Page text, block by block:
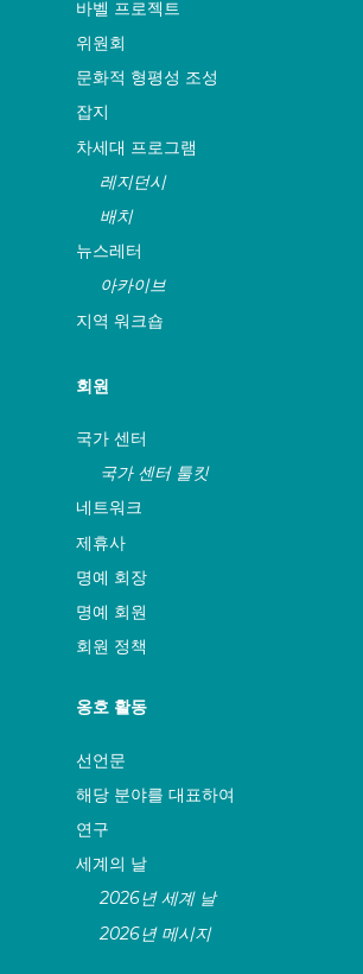
바벨 프로젝트
위원회
문화적 형평성 조성
잡지
차세대 프로그램
레지던시
배치
뉴스레터
아카이브
지역 워크숍
회원
국가 센터
국가 센터 툴킷
네트워크
제휴사
명예 회장
명예 회원
회원 정책
옹호 활동
선언문
해당 분야를 대표하여
연구
세계의 날
2026년 세계 날
2026년 메시지